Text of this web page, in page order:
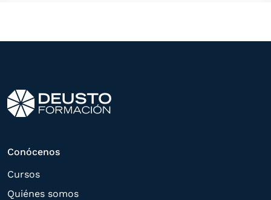
otros directamente relacionados con el
correspondiente. Compartiremos su
solicitud con las empresas que conforman
estas puedan hacerle llegar la mejor
oferta de productos y servicios de acuerdo
a su petición. Quedan reconocidos los
Conócenos
Cursos
Quiénes somos